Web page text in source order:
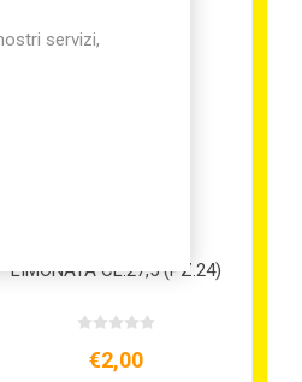
LIMONATA CL.27,5 (PZ.24)
€2,00
servizi,